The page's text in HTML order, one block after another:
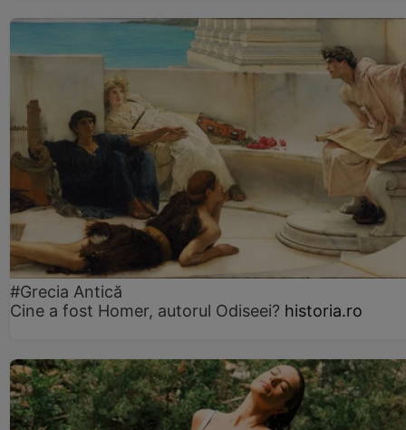
#Grecia Antică
Cine a fost Homer, autorul Odiseei? historia.ro